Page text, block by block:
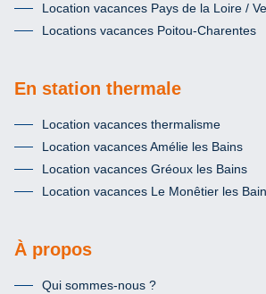
Location vacances Pays de la Loire /
Locations vacances Poitou-Charentes
En station thermale
Location vacances thermalisme
Location vacances Amélie les Bains
Location vacances Gréoux les Bains
Location vacances Le Monêtier les
À propos
Qui sommes-nous ?